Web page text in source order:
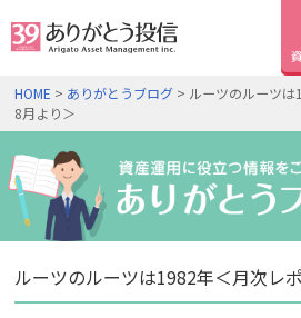
HOME > ありがとうブログ > ルーツのルーツ
8月より＞
ルーツのルーツは1982年＜月次レ